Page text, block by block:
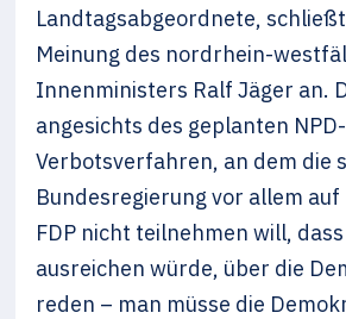
Landtagsabgeordnete,
Meinung des nordrhein-
Innenministers Ralf Jäger an.
angesichts des geplanten NPD-
Verbotsverfahren, an dem die
Bundesregierung vor allem
FDP nicht teilnehmen will,
ausreichen würde, über die
reden – man müsse die